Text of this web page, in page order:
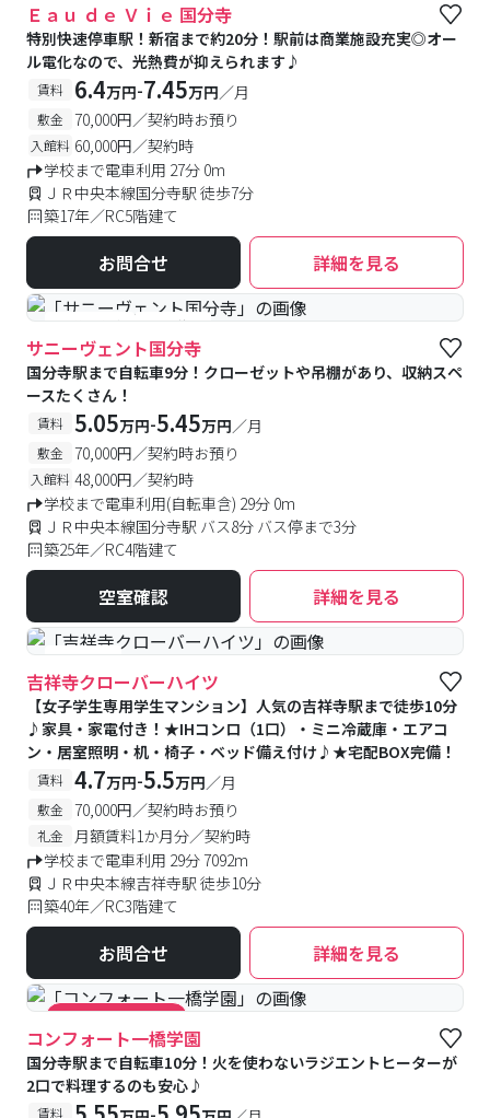
Ｅａｕ ｄｅ Ｖｉｅ 国分寺
特別快速停車駅！新宿まで約20分！駅前は商業施設充実◎オー
ル電化なので、光熱費が抑えられます♪
賃料 6.4万円-7.45万円／月
敷金 70,000円／契約時お預り
入館料 60,000円／契約時
学校まで電車利用 27分 0m
ＪＲ中央本線国分寺駅 徒歩7分
築17年／RC5階建て
お問合せ 詳細を見る
#予約受付中 #空室待ち
サニーヴェント国分寺
国分寺駅まで自転車9分！クローゼットや吊棚があり、収納スペ
ースたくさん！
賃料 5.05万円-5.45万円／月
敷金 70,000円／契約時お預り
入館料 48,000円／契約時
学校まで電車利用(自転車含) 29分 0m
ＪＲ中央本線国分寺駅 バス8分 バス停まで3分
築25年／RC4階建て
空室確認 詳細を見る
#女性専用
吉祥寺クローバーハイツ
【女子学生専用学生マンション】人気の吉祥寺駅まで徒歩10分
♪家具・家電付き！★IHコンロ（1口）・ミニ冷蔵庫・エアコ
ン・居室照明・机・椅子・ベッド備え付け♪★宅配BOX完備！
賃料 4.7万円-5.5万円／月
敷金 70,000円／契約時お預り
礼金
月額賃料1か月分／契約時
学校まで電車利用 29分 7092m
ＪＲ中央本線吉祥寺駅 徒歩10分
築40年／RC3階建て
お問合せ 詳細を見る
#キャンペーン実施中
コンフォート一橋学園
国分寺駅まで自転車10分！火を使わないラジエントヒーターが
2口で料理するのも安心♪
賃料 -